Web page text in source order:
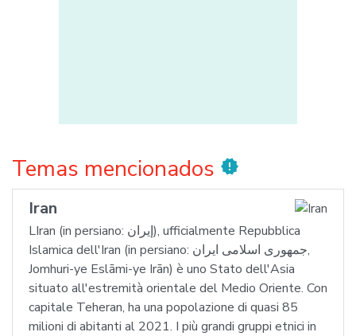
Temas mencionados new_releases
Iran
LIran (in persiano: إيران), ufficialmente Repubblica
Islamica dell'Iran (in persiano: جمهوری اسلامی ایران,
Jomhuri-ye Eslāmi-ye Irān) è uno Stato dell'Asia
situato all'estremità orientale del Medio Oriente. Con
capitale Teheran, ha una popolazione di quasi 85
milioni di abitanti al 2021. I più grandi gruppi etnici in